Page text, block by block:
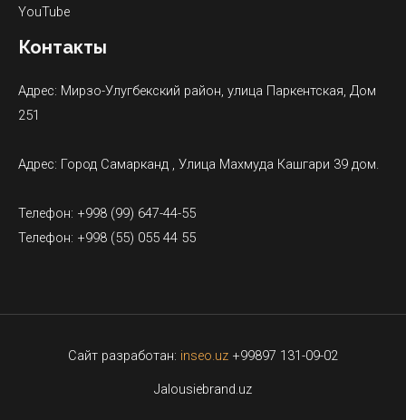
YouTube
Контакты
Адрес: Мирзо-Улугбекский район, улица Паркентская, Дом
251
Адрес: Город Самарканд , Улица Махмуда Кашгари 39 дом.
Телефон: +998 (99) 647-44-55
Телефон: +998 (55) 055 44 55
Сайт разработан: inseo.uz +99897 131-09-02
Jalousiebrand.uz